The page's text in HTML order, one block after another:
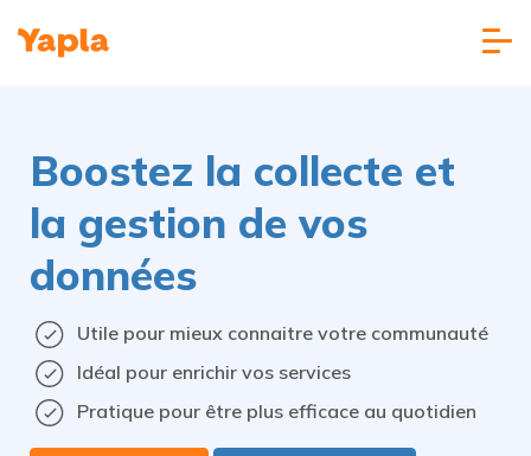
Boostez la collecte et
la gestion de vos
données
Utile pour mieux connaitre votre communauté
Idéal pour enrichir vos services
Pratique pour être plus efficace au quotidien